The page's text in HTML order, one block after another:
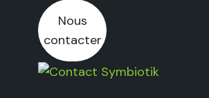
Nous
contacter